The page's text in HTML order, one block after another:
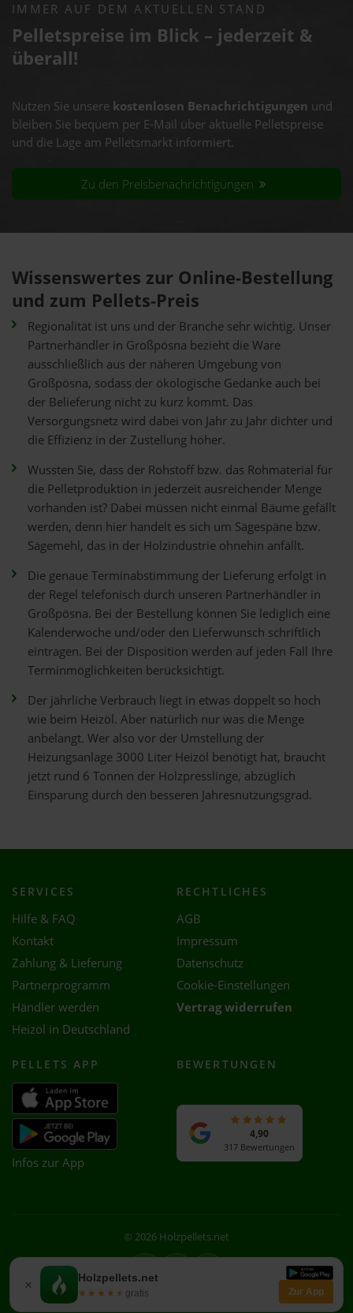
IMMER AUF DEM AKTUELLEN STAND
Pelletspreise im Blick – jederzeit &
überall!
Nutzen Sie unsere kostenlosen Benachrichtigungen und
bleiben Sie bequem per E-Mail über aktuelle Pelletspreise
und die Lage am Pelletsmarkt informiert.
Zu den Preisbenachrichtigungen
Wissenswertes zur Online-Bestellung
und zum Pellets-Preis
Regionalität ist uns und der Branche sehr wichtig. Unser
Partnerhändler in Großpösna bezieht die Ware
ausschließlich aus der näheren Umgebung von
Großpösna, sodass der ökologische Gedanke auch bei
der Belieferung nicht zu kurz kommt. Das
Versorgungsnetz wird dabei von Jahr zu Jahr dichter und
die Effizienz in der Zustellung höher.
Wussten Sie, dass der Rohstoff bzw. das Rohmaterial für
die Pelletproduktion in jederzeit ausreichender Menge
vorhanden ist? Dabei müssen nicht einmal Bäume gefällt
werden, denn hier handelt es sich um Sägespäne bzw.
Sägemehl, das in der Holzindustrie ohnehin anfällt.
Die genaue Terminabstimmung der Lieferung erfolgt in
der Regel telefonisch durch unseren Partnerhändler in
Großpösna. Bei der Bestellung können Sie lediglich eine
Kalenderwoche und/oder den Lieferwunsch schriftlich
eintragen. Bei der Disposition werden auf jeden Fall Ihre
Terminmöglichkeiten berücksichtigt.
Der jährliche Verbrauch liegt in etwas doppelt so hoch
wie beim Heizöl. Aber natürlich nur was die Menge
anbelangt. Wer also vor der Umstellung der
Heizungsanlage 3000 Liter Heizöl benötigt hat, braucht
jetzt rund 6 Tonnen der Holzpresslinge, abzüglich
Einsparung durch den besseren Jahresnutzungsgrad.
× Holzpellets.net
★★★★★
★★★★★ gratis Zur App
SERVICES
Hilfe & FAQ
Kontakt
Zahlung & Lieferung
Partnerprogramm
Händler werden
Heizöl in Deutschland
RECHTLICHES
AGB
Impressum
Datenschutz
Cookie-Einstellungen
Vertrag widerrufen
PELLETS APP
Infos zur App
BEWERTUNGEN
4,90
317 Bewertungen
© 2026 Holzpellets.net
Facebook